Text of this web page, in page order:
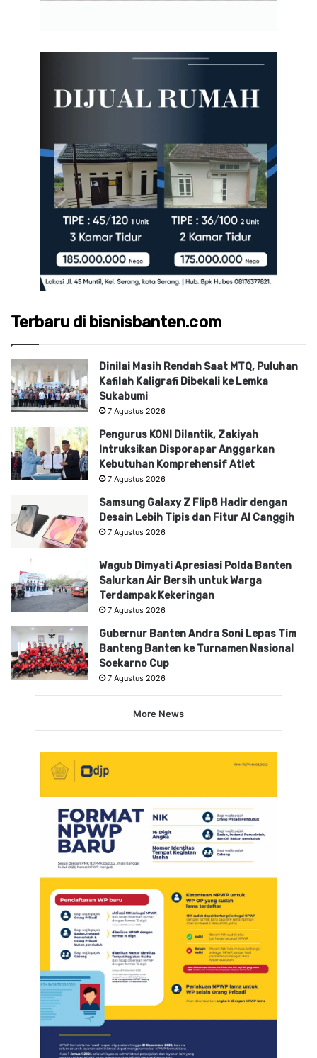
Terbaru di bisnisbanten.com
Dinilai Masih Rendah Saat MTQ, Puluhan
Kafilah Kaligrafi Dibekali ke Lemka
Sukabumi
7 Agustus 2026
Pengurus KONI Dilantik, Zakiyah
Intruksikan Disporapar Anggarkan
Kebutuhan Komprehensif Atlet
7 Agustus 2026
Samsung Galaxy Z Flip8 Hadir dengan
Desain Lebih Tipis dan Fitur AI Canggih
7 Agustus 2026
Wagub Dimyati Apresiasi Polda Banten
Salurkan Air Bersih untuk Warga
Terdampak Kekeringan
7 Agustus 2026
Gubernur Banten Andra Soni Lepas Tim
Banteng Banten ke Turnamen Nasional
Soekarno Cup
7 Agustus 2026
More News